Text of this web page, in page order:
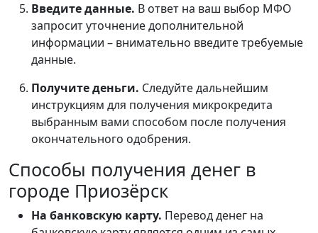
Введите данные. В ответ на ваш выбор МФО
запросит уточнение дополнительной
информации – внимательно введите требуемые
данные.
Получите деньги. Следуйте дальнейшим
инструкциям для получения микрокредита
выбранным вами способом после получения
окончательного одобрения.
Способы получения денег в
городе Приозёрск
На банковскую карту. Перевод денег на